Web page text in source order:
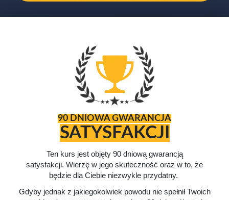
90 DNIOWA GWARANCJA
SATYSFAKCJI
Ten kurs jest objęty 90 dniową gwarancją
satysfakcji. Wierzę w jego skuteczność oraz w to, że
będzie dla Ciebie niezwykle przydatny.
Gdyby jednak z jakiegokolwiek powodu nie spełnił Twoich